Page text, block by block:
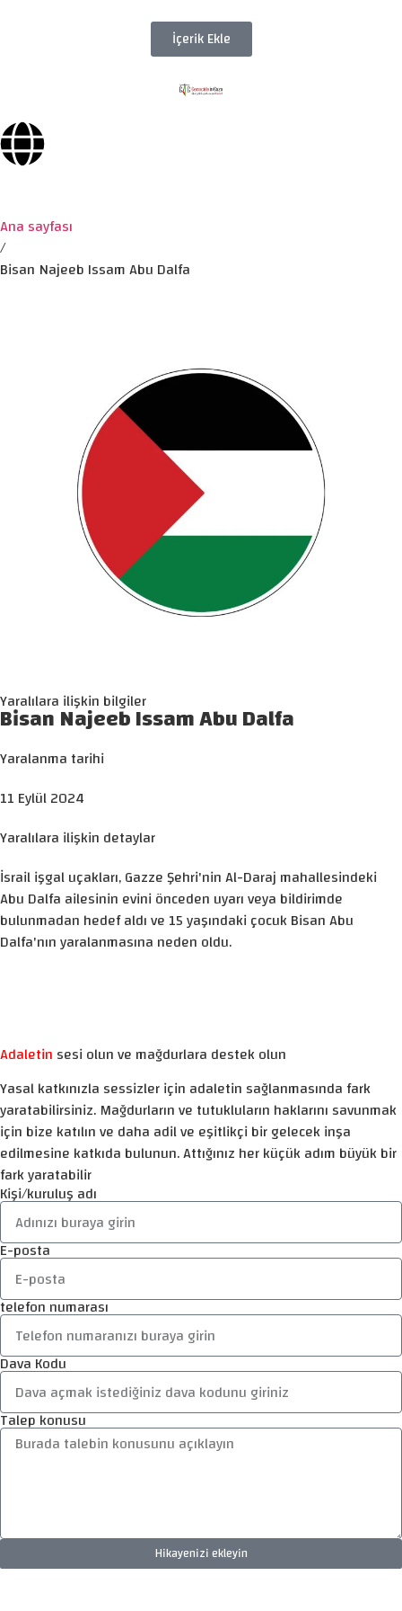
İçerik Ekle
Ana sayfası
/
Bisan Najeeb Issam Abu Dalfa
Yaralılara ilişkin bilgiler
Bisan Najeeb Issam Abu Dalfa
Yaralanma tarihi
11 Eylül 2024
Yaralılara ilişkin detaylar
İsrail işgal uçakları, Gazze Şehri'nin Al-Daraj mahallesindeki
Abu Dalfa ailesinin evini önceden uyarı veya bildirimde
bulunmadan hedef aldı ve 15 yaşındaki çocuk Bisan Abu
Dalfa'nın yaralanmasına neden oldu.
Adaletin sesi olun ve mağdurlara destek olun
Yasal katkınızla sessizler için adaletin sağlanmasında fark
yaratabilirsiniz. Mağdurların ve tutukluların haklarını savunmak
için bize katılın ve daha adil ve eşitlikçi bir gelecek inşa
edilmesine katkıda bulunun. Attığınız her küçük adım büyük bir
fark yaratabilir
Kişi/kuruluş adı
E-posta
telefon numarası
Dava Kodu
Talep konusu
Hikayenizi ekleyin